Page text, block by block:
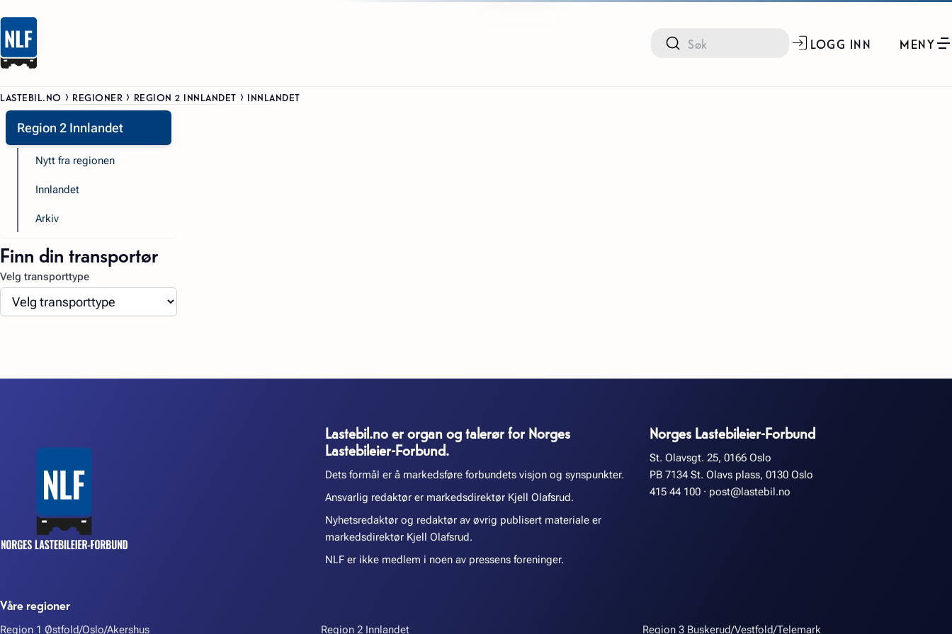
LOGG INN MENY
LASTEBIL.NO REGIONER REGION 2 INNLANDET INNLANDET
Region 2 Innlandet
Nytt fra regionen
Innlandet
Arkiv
Finn din transportør
Velg transporttype
Lastebil.no er organ og talerør for Norges
Lastebileier-Forbund.
Dets formål er å markedsføre forbundets visjon og synspunkter.
Ansvarlig redaktør er markedsdirektør Kjell Olafsrud.
Nyhetsredaktør og redaktør av øvrig publisert materiale er
markedsdirektør Kjell Olafsrud.
NLF er ikke medlem i noen av pressens foreninger.
Norges Lastebileier-Forbund
St. Olavsgt. 25, 0166 Oslo
PB 7134 St. Olavs plass, 0130 Oslo
415 44 100 · post@lastebil.no
Våre regioner
Region 1 Østfold/Oslo/Akershus Region 2 Innlandet Region 3 Buskerud/Vestfold/Telemark